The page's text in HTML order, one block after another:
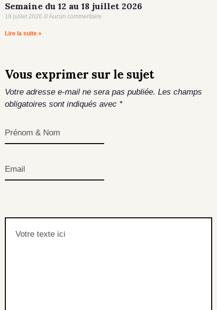
Semaine du 12 au 18 juillet 2026
18 juillet 2026 Aucun commentaire
Lire la suite »
Vous exprimer sur le sujet
Votre adresse e-mail ne sera pas publiée. Les champs
obligatoires sont indiqués avec *